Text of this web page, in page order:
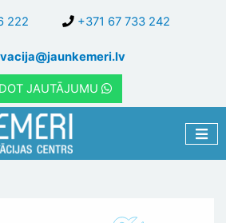
основному
содержанию
222 +371 67 733 242
JAUTĀJUMU